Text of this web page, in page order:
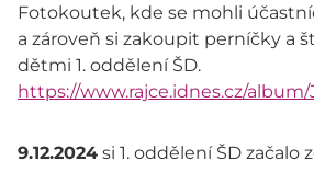
Fotokoutek, kde se mohli
a zároveň si zakoupit perníčky a
dětmi 1. oddělení ŠD.
https://www.rajce.idnes.cz/
9.12.2024 si 1. oddělení ŠD začalo